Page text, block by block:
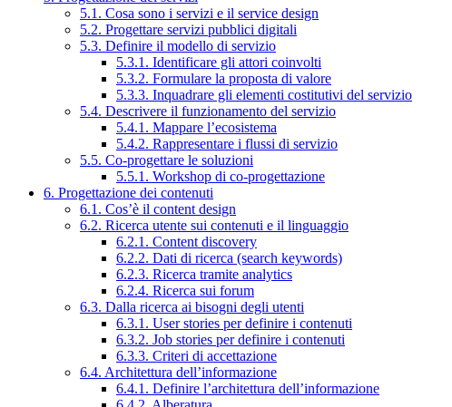
5.1. Cosa sono i servizi e il service design
5.2. Progettare servizi pubblici digitali
5.3. Definire il modello di servizio
5.3.1. Identificare gli attori coinvolti
5.3.2. Formulare la proposta di valore
5.3.3. Inquadrare gli elementi costitutivi del servizio
5.4. Descrivere il funzionamento del servizio
5.4.1. Mappare l’ecosistema
5.4.2. Rappresentare i flussi di servizio
5.5. Co-progettare le soluzioni
5.5.1. Workshop di co-progettazione
6. Progettazione dei contenuti
6.1. Cos’è il content design
6.2. Ricerca utente sui contenuti e il linguaggio
6.2.1. Content discovery
6.2.2. Dati di ricerca (search keywords)
6.2.3. Ricerca tramite analytics
6.2.4. Ricerca sui forum
6.3. Dalla ricerca ai bisogni degli utenti
6.3.1. User stories per definire i contenuti
6.3.2. Job stories per definire i contenuti
6.3.3. Criteri di accettazione
6.4. Architettura dell’informazione
6.4.1. Definire l’architettura dell’informazione